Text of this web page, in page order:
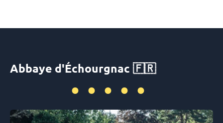
Abbaye d'Échourgnac 🇫🇷
•••••